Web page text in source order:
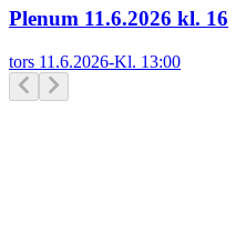
Plenum 11.6.2026 kl. 16
tors 11.6.2026-Kl. 13:00